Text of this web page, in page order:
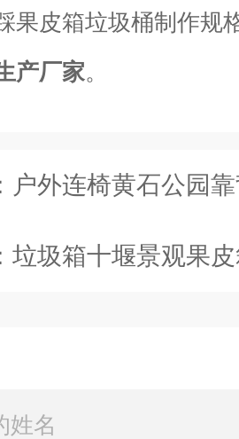
果皮箱垃圾桶制作规
产厂家。
户外连椅黄石公园靠背连椅
垃圾箱十堰景观果皮箱 金属